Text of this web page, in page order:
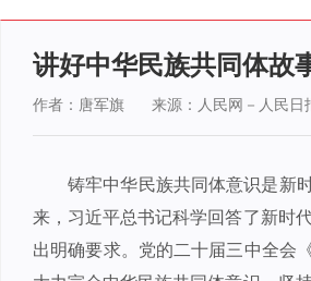
讲好中华民族共同体故
作者：唐军旗 来源：人民网－人民日
铸牢中华民族共同体意识是新
来，习近平总书记科学回答了新时
出明确要求。党的二十届三中全会